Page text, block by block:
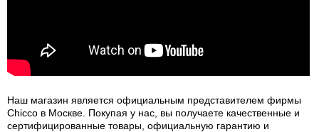
Наш магазин является официальным представителем фирмы
Chicco в Москве. Покупая у нас, вы получаете качественные и
сертифицированные товары, официальную гарантию и